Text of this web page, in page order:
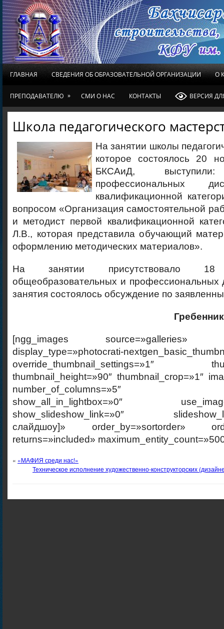
ГЛАВНАЯ СВЕДЕНИЯ ОБ ОБРАЗОВАТЕЛЬНОЙ ОРГАНИЗАЦИИ О
ПРЕПОДАВАТЕЛЮ » СМИ О НАС КОНТАКТЫ ВЕРСИЯ
Школа педагогического
На занятии школы
которое состоялось 20
БКСАиД, выступили:
профессиональных
квалификационной
вопросом «Организация самостоятельной
и методист первой квалификационной
Л.В., которая представила обучающий
оформлению методических материалов».
На занятии присутствовало 18
общеобразовательных и профессиональных
занятия состоялось обсуждение по
[ngg_images source=»galleries»
display_type=»photocrati-
override_thumbnail_settings=»1″
thumbnail_height=»90″ thumbnail_crop=»1″
number_of_columns=»5″
show_all_in_lightbox=»0″
show_slideshow_link=»0″
слайдшоу]» order_by=»sortorder»
returns=»included»
« «МАФИЯ среди нас!»
Техническое исполнение художественно-конструкторских